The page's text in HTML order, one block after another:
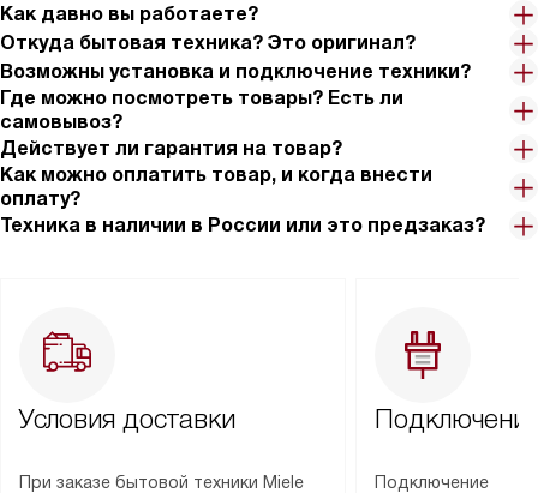
Как давно вы работаете?
Откуда бытовая техника? Это оригинал?
Возможны установка и подключение техники?
Где можно посмотреть товары? Есть ли
самовывоз?
Действует ли гарантия на товар?
Как можно оплатить товар, и когда внести
оплату?
Техника в наличии в России или это предзаказ?
Условия доставки
При заказе бытовой техники Miele
Подключение